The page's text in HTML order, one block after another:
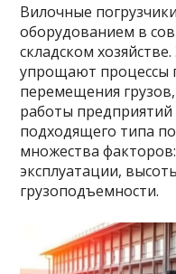
Вилочные
оборудованием в
складском
упрощают процессы
перемещения
работы
подходящего типа
множества
эксплуатации,
грузоподъемности.